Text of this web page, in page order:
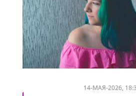
//
14-МАЯ-2026,